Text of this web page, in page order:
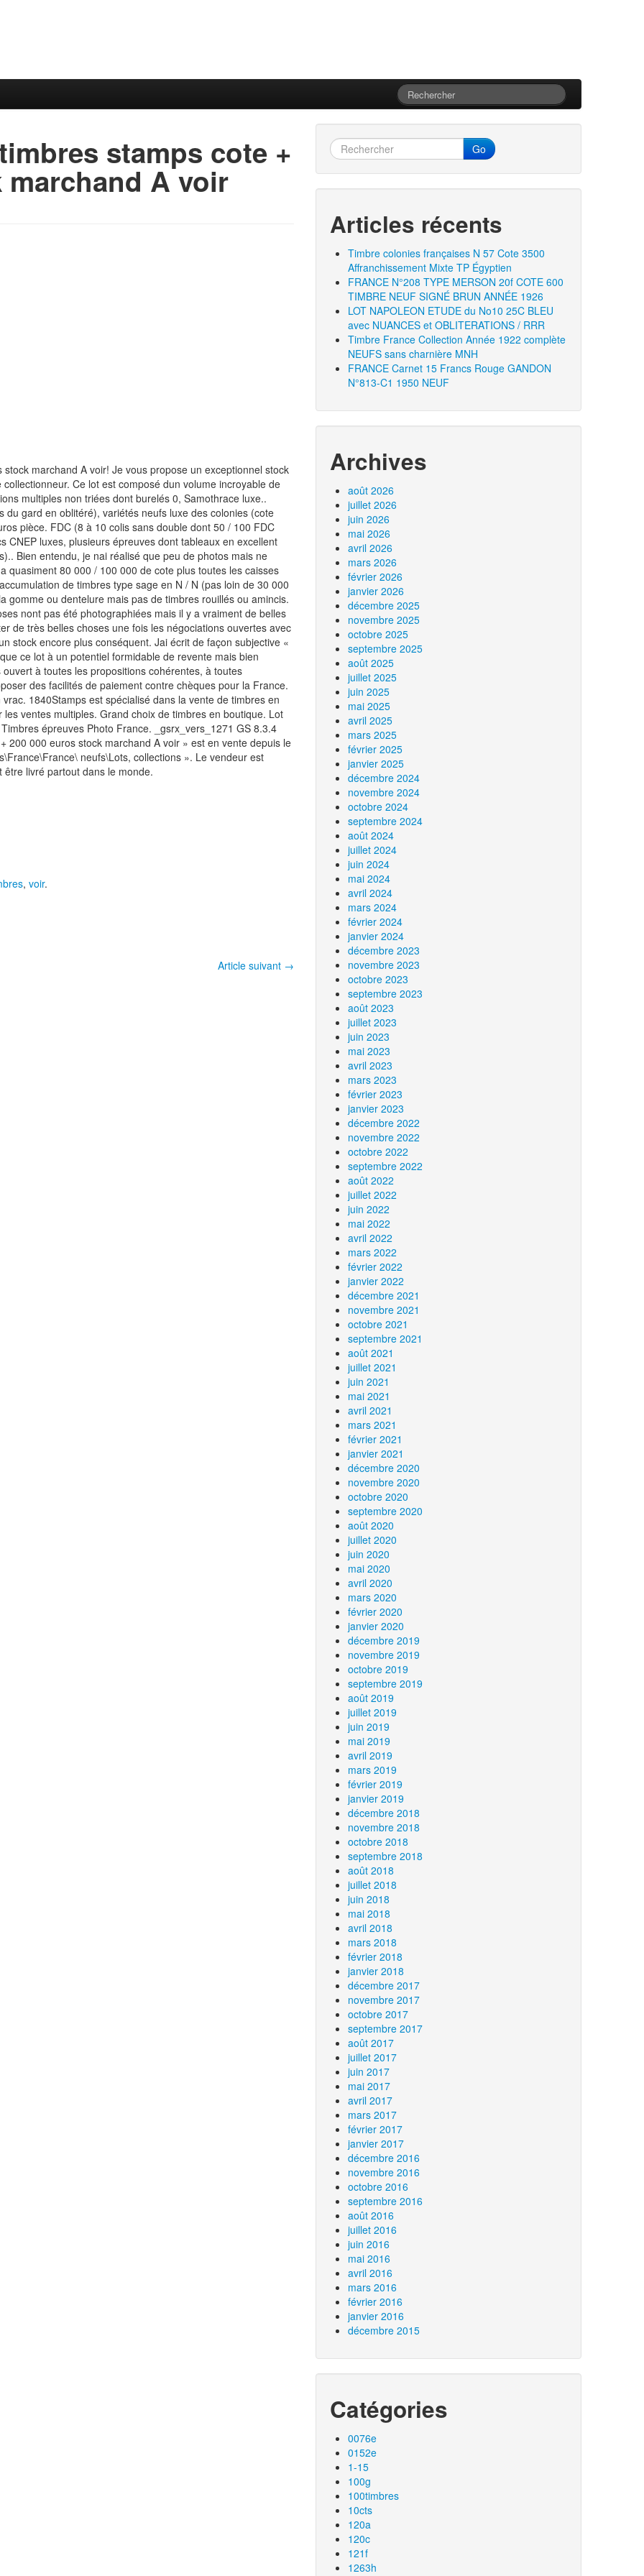
stamps cote +
marchand A voir
marchand A voir! Je vous propose un exceptionnel stock
Ce lot est composé dun volume incroyable de
multiples non triées dont burelés 0, Samothrace luxe..
gard en oblitéré), variétés neufs luxe des colonies (cote
pièce. FDC (8 à 10 colis sans double dont 50 / 100 FDC
luxes, plusieurs épreuves dont tableaux en excellent
Bien entendu, je nai réalisé que peu de photos mais ne
quasiment 80 000 / 100 000 de cote plus toutes les caisses
de timbres type sage en N / N (pas loin de 30 000
gomme ou dentelure mais pas de timbres rouillés ou amincis.
nont pas été photographiées mais il y a vraiment de belles
de très belles choses une fois les négociations ouvertes avec
stock encore plus conséquent. Jai écrit de façon subjective «
ce lot à un potentiel formidable de revente mais bien
à toutes les propositions cohérentes, à toutes
des facilités de paiement contre chèques pour la France.
1840Stamps est spécialisé dans la vente de timbres en
ventes multiples. Grand choix de timbres en boutique. Lot
épreuves Photo France. _gsrx_vers_1271 GS 8.3.4
200 000 euros stock marchand A voir » est en vente depuis le
neufs\Lots, collections ». Le vendeur est
livré partout dans le monde.
, voir.
Article suivant →
Go
Articles récents
Timbre colonies françaises N 57 Cote 3500
Affranchissement Mixte TP Égyptien
FRANCE N°208 TYPE MERSON 20f COTE 600
TIMBRE NEUF SIGNÉ BRUN ANNÉE 1926
LOT NAPOLEON ETUDE du No10 25C BLEU
avec NUANCES et OBLITERATIONS / RRR
Timbre France Collection Année 1922 complète
NEUFS sans charnière MNH
FRANCE Carnet 15 Francs Rouge GANDON
N°813-C1 1950 NEUF
Archives
août 2026
juillet 2026
juin 2026
mai 2026
avril 2026
mars 2026
février 2026
janvier 2026
décembre 2025
novembre 2025
octobre 2025
septembre 2025
août 2025
juillet 2025
juin 2025
mai 2025
avril 2025
mars 2025
février 2025
janvier 2025
décembre 2024
novembre 2024
octobre 2024
septembre 2024
août 2024
juillet 2024
juin 2024
mai 2024
avril 2024
mars 2024
février 2024
janvier 2024
décembre 2023
novembre 2023
octobre 2023
septembre 2023
août 2023
juillet 2023
juin 2023
mai 2023
avril 2023
mars 2023
février 2023
janvier 2023
décembre 2022
novembre 2022
octobre 2022
septembre 2022
août 2022
juillet 2022
juin 2022
mai 2022
avril 2022
mars 2022
février 2022
janvier 2022
décembre 2021
novembre 2021
octobre 2021
septembre 2021
août 2021
juillet 2021
juin 2021
mai 2021
avril 2021
mars 2021
février 2021
janvier 2021
décembre 2020
novembre 2020
octobre 2020
septembre 2020
août 2020
juillet 2020
juin 2020
mai 2020
avril 2020
mars 2020
février 2020
janvier 2020
décembre 2019
novembre 2019
octobre 2019
septembre 2019
août 2019
juillet 2019
juin 2019
mai 2019
avril 2019
mars 2019
février 2019
janvier 2019
décembre 2018
novembre 2018
octobre 2018
septembre 2018
août 2018
juillet 2018
juin 2018
mai 2018
avril 2018
mars 2018
février 2018
janvier 2018
décembre 2017
novembre 2017
octobre 2017
septembre 2017
août 2017
juillet 2017
juin 2017
mai 2017
avril 2017
mars 2017
février 2017
janvier 2017
décembre 2016
novembre 2016
octobre 2016
septembre 2016
août 2016
juillet 2016
juin 2016
mai 2016
avril 2016
mars 2016
février 2016
janvier 2016
décembre 2015
Catégories
0076e
0152e
1-15
100g
100timbres
10cts
120a
120c
121f
1263h